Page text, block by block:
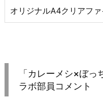
オリジナルA4クリアフ
「カレーメシ×ぼっ
ラボ部員コメント